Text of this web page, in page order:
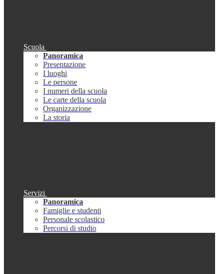
Scuola
Panoramica
Presentazione
I luoghi
Le persone
I numeri della scuola
Le carte della scuola
Organizzazione
La storia
Servizi
Panoramica
Famiglie e studenti
Personale scolastico
Percorsi di studio